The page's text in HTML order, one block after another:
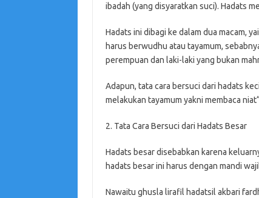
ibadah (yang disyaratkan suci). Hadats
Hadats ini dibagi ke dalam dua macam,
harus berwudhu atau tayamum,
perempuan dan laki-laki yang bukan
Adapun, tata cara bersuci dari hadats
melakukan tayamum yakni membaca
2. Tata Cara Bersuci dari Hadats Besar
Hadats besar disebabkan karena
hadats besar ini harus dengan mandi
Nawaitu ghusla lirafil hadatsil akbari